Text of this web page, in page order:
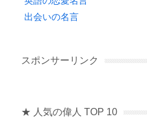
出会いの名言
スポンサーリンク
★ 人気の偉人 TOP 10